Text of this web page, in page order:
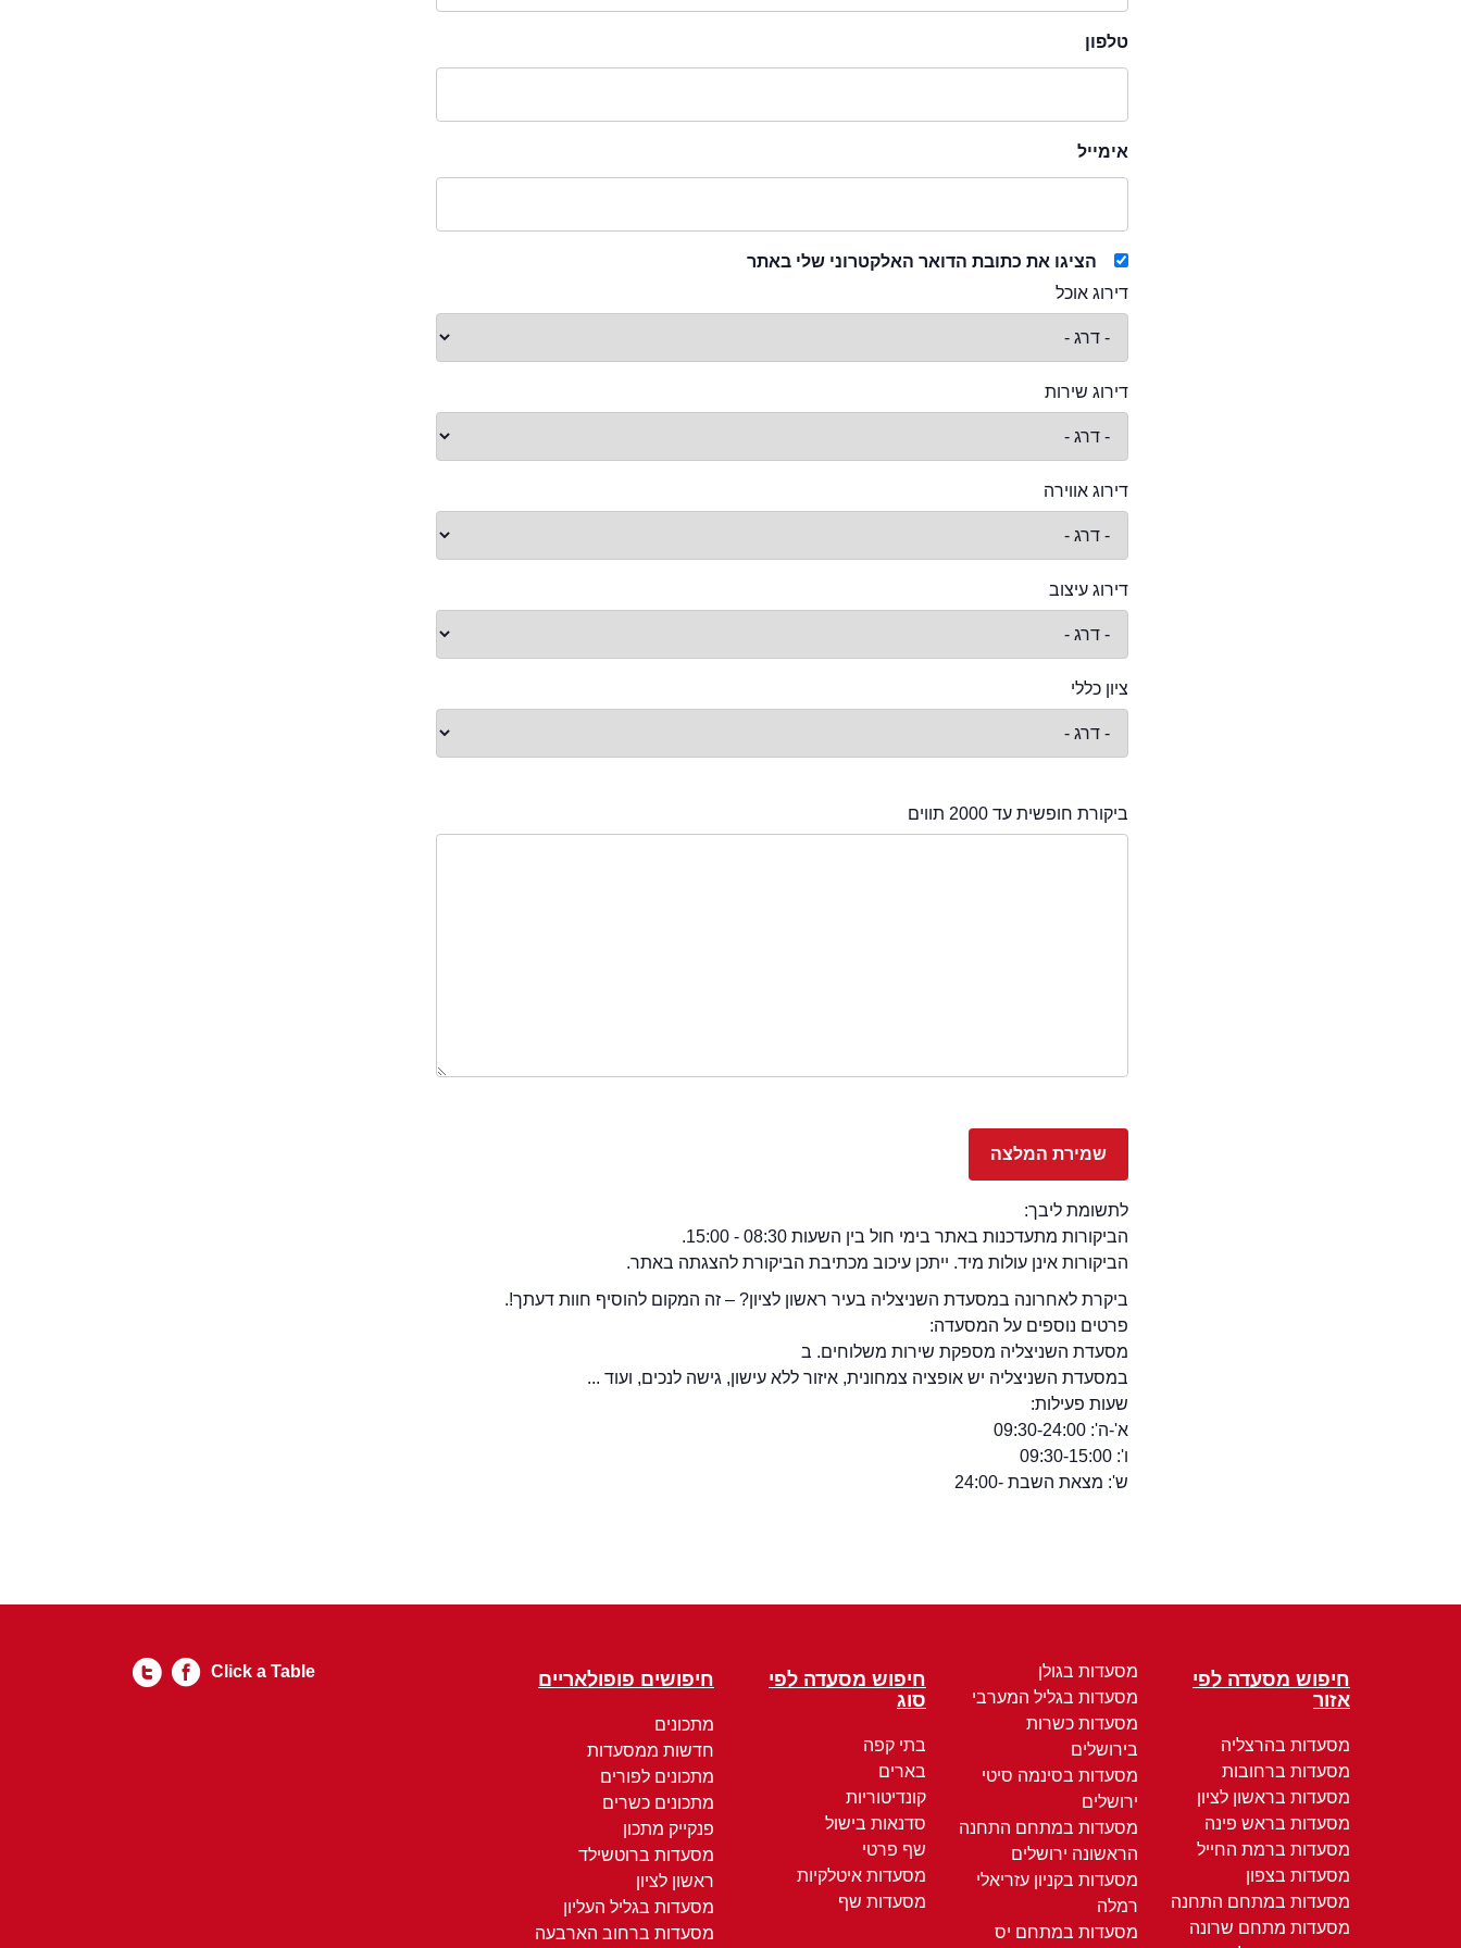
טלפון
אימייל
הציגו את כתובת הדואר האלקטרוני שלי באתר
דירוג אוכל
דירוג שירות
דירוג אווירה
דירוג עיצוב
ציון כללי
ביקורת חופשית עד 2000 תווים
לתשומת ליבך:
הביקורות מתעדכנות באתר בימי חול בין השעות 08:30 - 15:00.
הביקורות אינן עולות מיד. ייתכן עיכוב מכתיבת הביקורת להצגתה באתר.
ביקרת לאחרונה במסעדת השניצליה בעיר ראשון לציון? – זה המקום להוסיף חוות דעתך!.
פרטים נוספים על המסעדה:
מסעדת השניצליה מספקת שירות משלוחים. ב
במסעדת השניצליה יש אופציה צמחונית, איזור ללא עישון, גישה לנכים, ועוד ...
שעות פעילות:
א'-ה': 09:30-24:00
ו': 09:30-15:00
ש': מצאת השבת -24:00
חיפוש מסעדה לפי
אזור
מסעדות בהרצליה
מסעדות ברחובות
מסעדות בראשון לציון
מסעדות בראש פינה
מסעדות ברמת החייל
מסעדות בצפון
מסעדות במתחם התחנה
מסעדות מתחם שרונה
מסעדות בגולן
מסעדות בגליל המערבי
מסעדות כשרות
בירושלים
מסעדות בסינמה סיטי
ירושלים
מסעדות במתחם התחנה
הראשונה ירושלים
מסעדות בקניון עזריאלי
רמלה
מסעדות במתחם יס
חיפוש מסעדה לפי
סוג
בתי קפה
בארים
קונדיטוריות
סדנאות בישול
שף פרטי
מסעדות איטלקיות
מסעדות שף
חיפושים פופולאריים
מתכונים
חדשות ממסעדות
מתכונים לפורים
מתכונים כשרים
פנקייק מתכון
מסעדות ברוטשילד
ראשון לציון
מסעדות בגליל העליון
מסעדות ברחוב הארבעה
Click a Table